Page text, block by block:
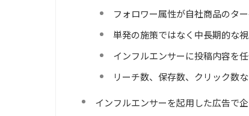
フォロワー属性が自社商品のタ
単発の施策ではなく中長期的な
インフルエンサーに投稿内容を
リーチ数、保存数、クリック数
インフルエンサーを起用した広告で